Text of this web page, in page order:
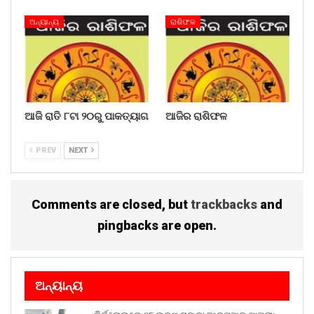
ଅନ୍ୟାନ୍ୟ
ଆଜି ରାତି ୮ଟା ୨୦ରୁ ପାକତ୍ୟାଗ
ରାଶିଫଳ
ଆଜିର ରାଶିଫଳ
PREV NEXT
Comments are closed, buttrackbacks and
pingbacks are open.
ଅନ୍ୟାନ୍ୟ